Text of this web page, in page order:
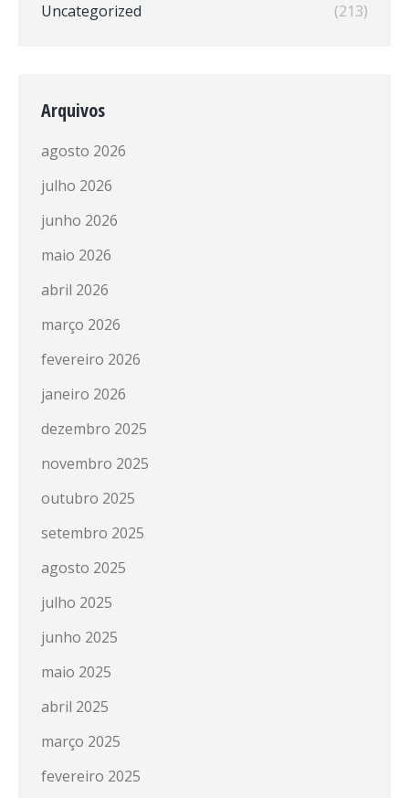
Uncategorized (213)
Arquivos
agosto 2026
julho 2026
junho 2026
maio 2026
abril 2026
março 2026
fevereiro 2026
janeiro 2026
dezembro 2025
novembro 2025
outubro 2025
setembro 2025
agosto 2025
julho 2025
junho 2025
maio 2025
abril 2025
março 2025
fevereiro 2025